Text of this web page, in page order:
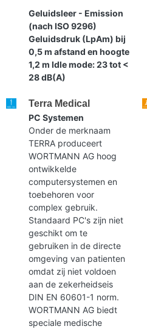
Geluidsleer - Emission
(nach ISO 9296)
Geluidsdruk (LpAm) bij
0,5 m afstand en hoogte
1,2 m Idle mode: 23 tot <
28 dB(A)
Terra Medical
PC Systemen
Onder de merknaam
TERRA produceert
WORTMANN AG hoog
ontwikkelde
computersystemen en
toebehoren voor
complex gebruik.
Standaard PC's zijn niet
geschikt om te
gebruiken in de directe
omgeving van patienten
omdat zij niet voldoen
aan de zekerheidseis
DIN EN 60601-1 norm.
WORTMANN AG biedt
speciale medische